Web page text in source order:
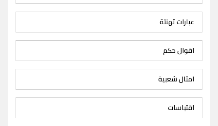
عبارات تهنئة
اقوال حكم
امثال شعبية
اقتباسات